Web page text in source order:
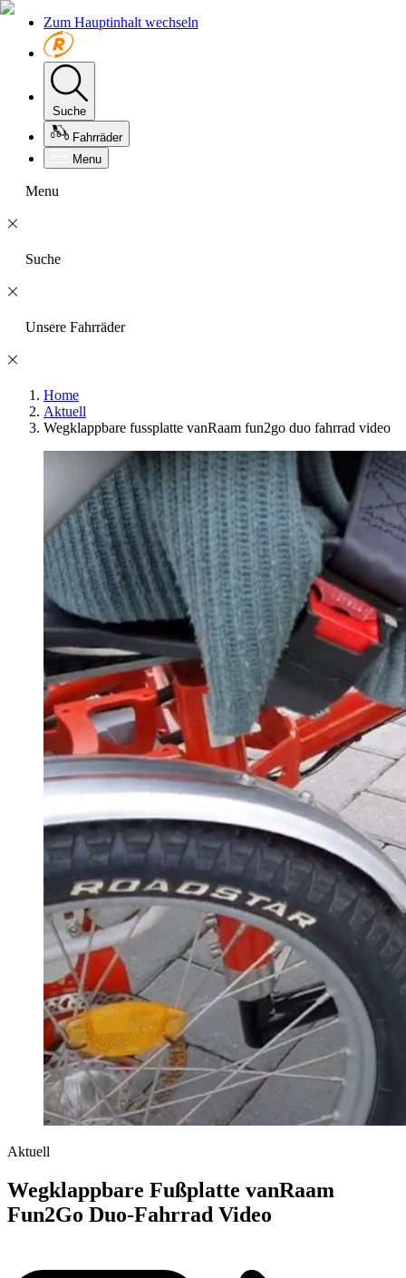
Zum Hauptinhalt wechseln
Suche
Fahrräder
Menu
Menu
Suche
Unsere Fahrräder
Home
Aktuell
Wegklappbare fussplatte vanRaam fun2go duo fahrrad video
Aktuell
Wegklappbare Fußplatte vanRaam
Fun2Go Duo-Fahrrad Video